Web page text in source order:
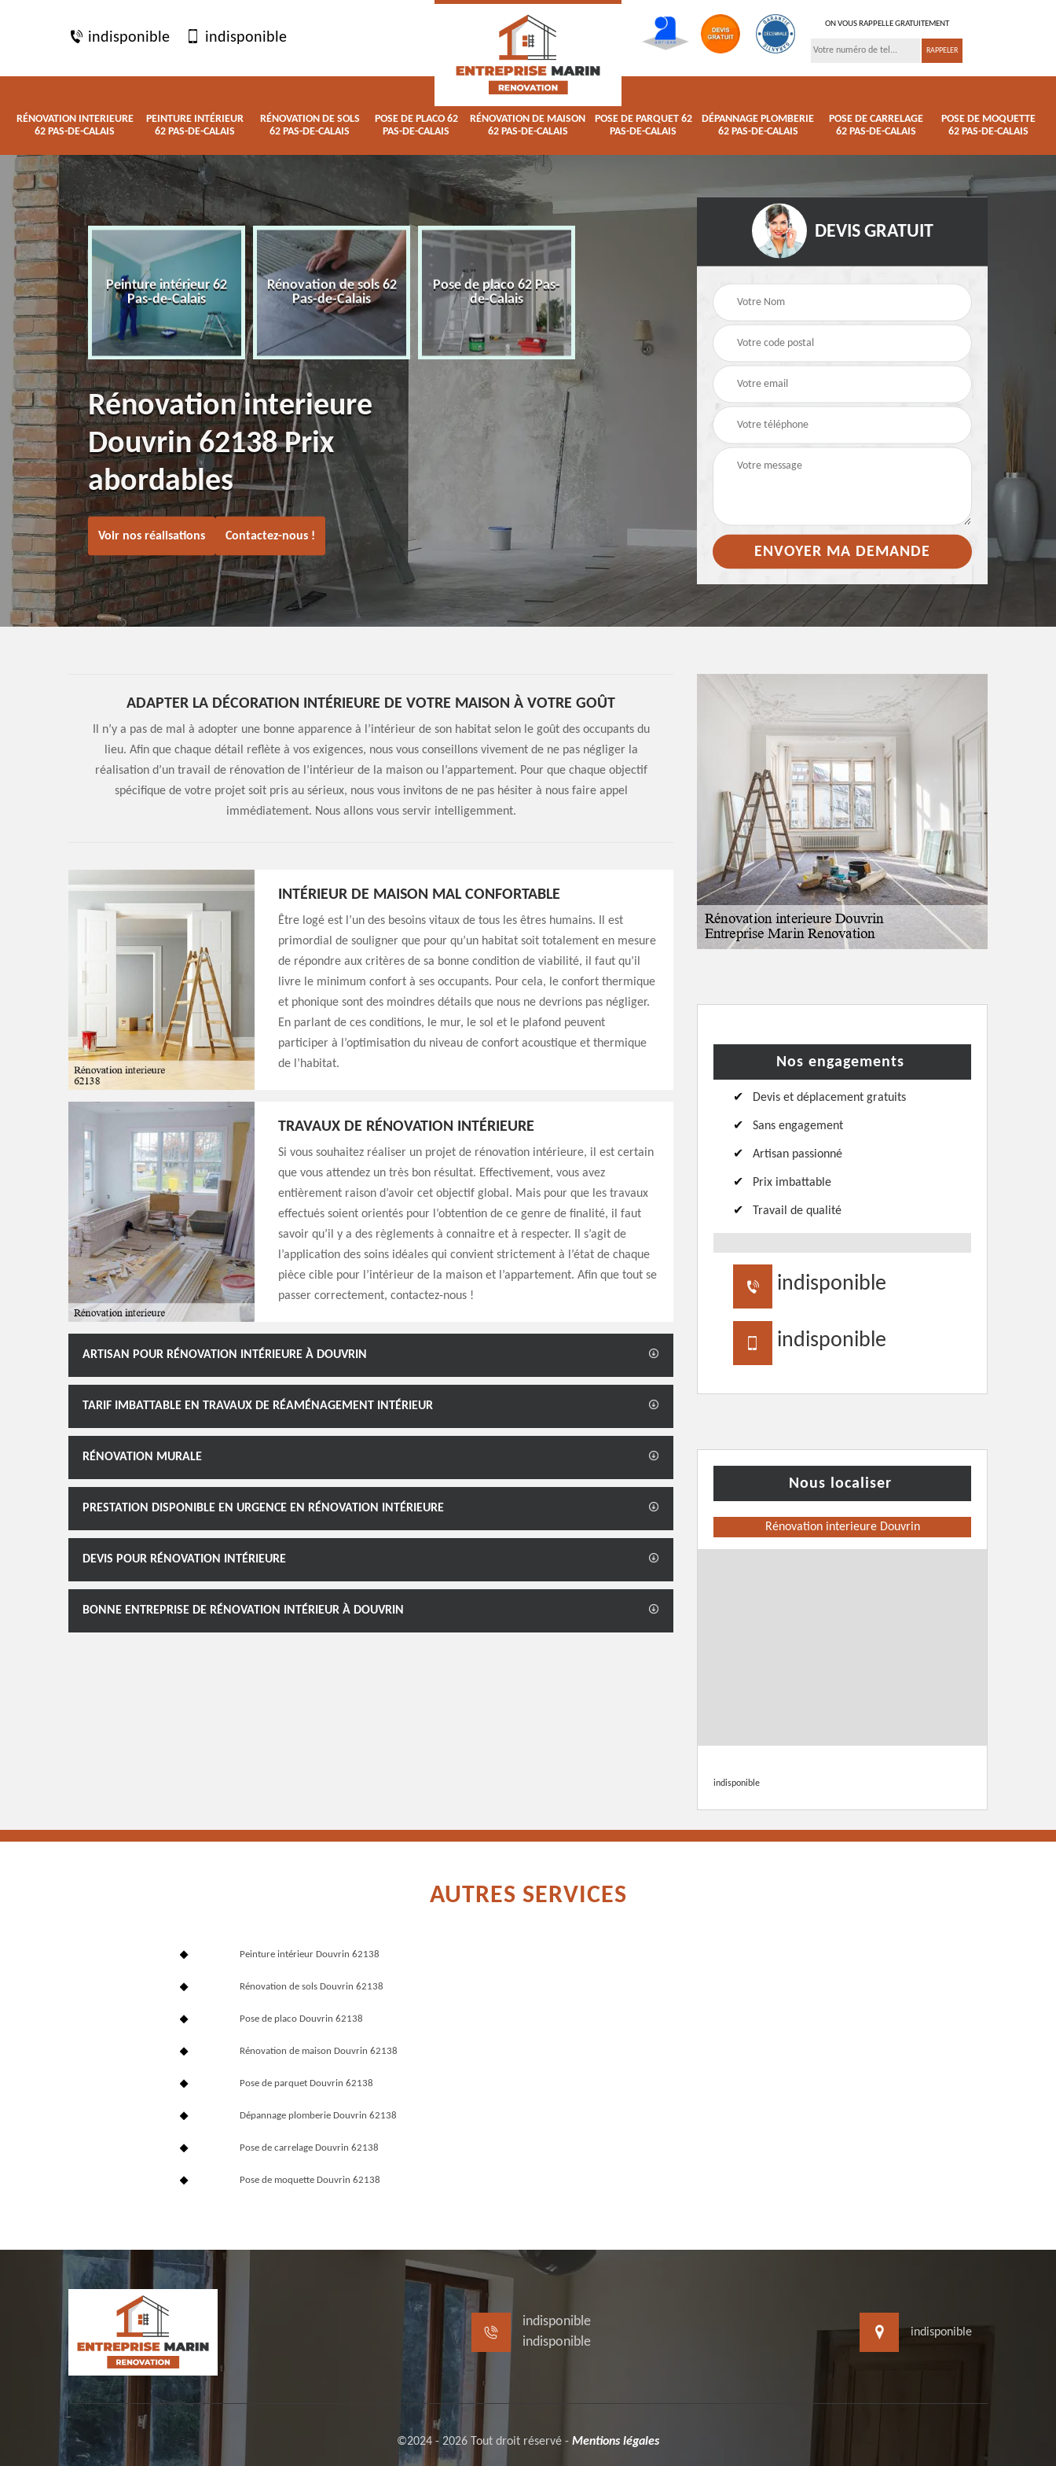
indisponible indisponible
ON VOUS RAPPELLE GRATUITEMENT
RÉNOVATION INTERIEURE
62 PAS-DE-CALAIS
PEINTURE INTÉRIEUR
62 PAS-DE-CALAIS
RÉNOVATION DE SOLS
62 PAS-DE-CALAIS
POSE DE PLACO 62
PAS-DE-CALAIS
RÉNOVATION DE MAISON
62 PAS-DE-CALAIS
POSE DE PARQUET 62
PAS-DE-CALAIS
DÉPANNAGE PLOMBERIE
62 PAS-DE-CALAIS
POSE DE CARRELAGE
62 PAS-DE-CALAIS
POSE DE MOQUETTE
62 PAS-DE-CALAIS
interieure
Calais
Peinture intérieur 62
Pas-de-Calais
Rénovation de sols 62
Pas-de-Calais
Pose de placo 62 Pas-
de-Calais
Rénovation de maison
Pose de parquet 62
Dépannage
62 Pas-de-Calais
Rénovation interieure
Douvrin 62138 Prix
abordables
Voir nos réalisations Contactez-nous !
DEVIS GRATUIT
ADAPTER LA DÉCORATION INTÉRIEURE DE VOTRE MAISON À VOTRE GOÛT
Il n’y a pas de mal à adopter une bonne apparence à l’intérieur de son habitat selon le goût des occupants du
lieu. Afin que chaque détail reflète à vos exigences, nous vous conseillons vivement de ne pas négliger la
réalisation d’un travail de rénovation de l’intérieur de la maison ou l’appartement. Pour que chaque objectif
spécifique de votre projet soit pris au sérieux, nous vous invitons de ne pas hésiter à nous faire appel
immédiatement. Nous allons vous servir intelligemment.
INTÉRIEUR DE MAISON MAL CONFORTABLE
Être logé est l’un des besoins vitaux de tous les êtres humains. Il est
primordial de souligner que pour qu’un habitat soit totalement en mesure
de répondre aux critères de sa bonne condition de viabilité, il faut qu’il
livre le minimum confort à ses occupants. Pour cela, le confort thermique
et phonique sont des moindres détails que nous ne devrions pas négliger.
En parlant de ces conditions, le mur, le sol et le plafond peuvent
participer à l’optimisation du niveau de confort acoustique et thermique
de l’habitat.
TRAVAUX DE RÉNOVATION INTÉRIEURE
Si vous souhaitez réaliser un projet de rénovation intérieure, il est certain
que vous attendez un très bon résultat. Effectivement, vous avez
entièrement raison d’avoir cet objectif global. Mais pour que les travaux
effectués soient orientés pour l’obtention de ce genre de finalité, il faut
savoir qu’il y a des règlements à connaitre et à respecter. Il s’agit de
l’application des soins idéales qui convient strictement à l’état de chaque
pièce cible pour l’intérieur de la maison et l’appartement. Afin que tout se
passer correctement, contactez-nous !
ARTISAN POUR RÉNOVATION INTÉRIEURE À DOUVRIN
TARIF IMBATTABLE EN TRAVAUX DE RÉAMÉNAGEMENT INTÉRIEUR
RÉNOVATION MURALE
PRESTATION DISPONIBLE EN URGENCE EN RÉNOVATION INTÉRIEURE
DEVIS POUR RÉNOVATION INTÉRIEURE
BONNE ENTREPRISE DE RÉNOVATION INTÉRIEUR À DOUVRIN
Nos engagements
Devis et déplacement gratuits
Sans engagement
Artisan passionné
Prix imbattable
Travail de qualité
indisponible
indisponible
Nous localiser
Rénovation interieure Douvrin
indisponible
AUTRES SERVICES
Peinture intérieur Douvrin 62138
Rénovation de sols Douvrin 62138
Pose de placo Douvrin 62138
Rénovation de maison Douvrin 62138
Pose de parquet Douvrin 62138
Dépannage plomberie Douvrin 62138
Pose de carrelage Douvrin 62138
Pose de moquette Douvrin 62138
indisponible
indisponible
indisponible
©2024 - 2026 Tout droit réservé - Mentions légales